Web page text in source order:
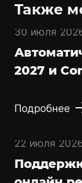
Также
30 июля
2027 и
Подробнее
22 июля